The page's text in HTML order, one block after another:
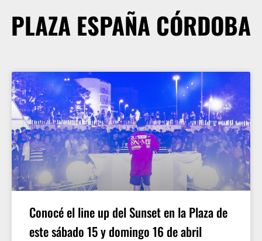
PLAZA ESPAÑA CÓRDOBA
Conocé el line up del Sunset en la Plaza de
este sábado 15 y domingo 16 de abril